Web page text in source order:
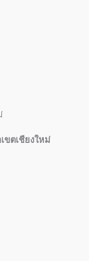
ขตเชียงใหม่